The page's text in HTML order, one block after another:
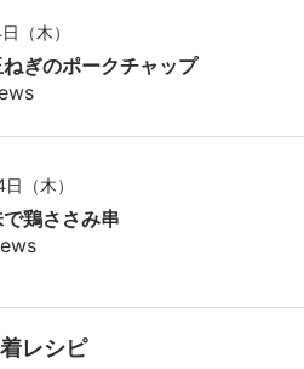
（木）
ぎのポークチャップ
（木）
鶏ささみ串
レシピ